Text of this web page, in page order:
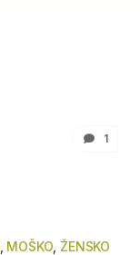
1
MOŠKO ŽENSKO